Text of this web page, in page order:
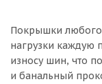
Покрышки
нагрузки каждую
износу шин, что
и банальный